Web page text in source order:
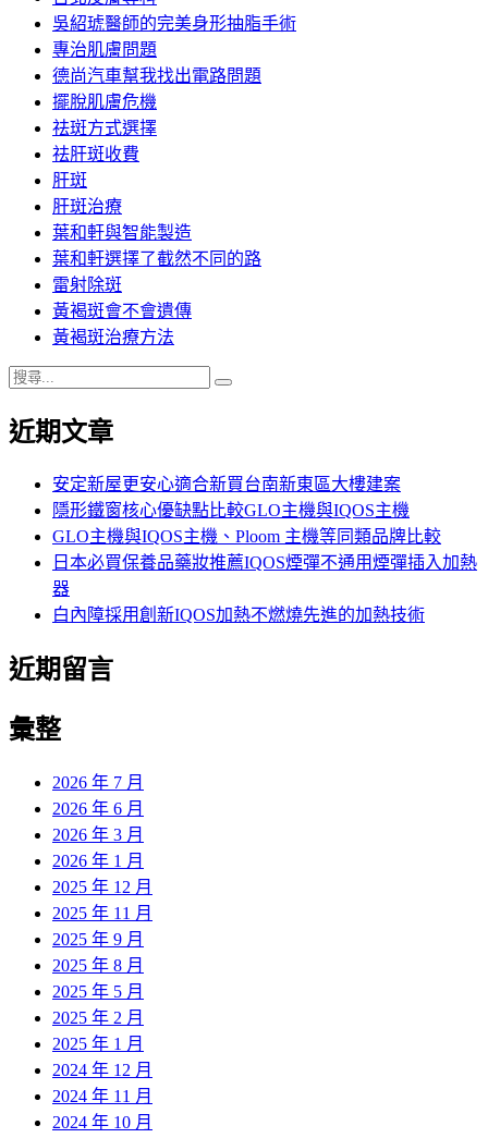
吳紹琥醫師的完美身形抽脂手術
專治肌膚問題
德尚汽車幫我找出電路問題
擺脫肌膚危機
祛斑方式選擇
祛肝斑收費
肝斑
肝斑治療
葉和軒與智能製造
葉和軒選擇了截然不同的路
雷射除斑
黃褐斑會不會遺傳
黃褐斑治療方法
搜
關
近期文章
安定新屋更安心適合新買台南新東區大樓建案
隱形鐵窗核心優缺點比較GLO主機與IQOS主機
GLO主機與IQOS主機、Ploom 主機等同類品牌比較
日本必買保養品藥妝推薦IQOS煙彈不通用煙彈插入加熱
器
白內障採用創新IQOS加熱不燃燒先進的加熱技術
近期留言
彙整
2026 年 7 月
2026 年 6 月
2026 年 3 月
2026 年 1 月
2025 年 12 月
2025 年 11 月
2025 年 9 月
2025 年 8 月
2025 年 5 月
2025 年 2 月
2025 年 1 月
2024 年 12 月
2024 年 11 月
2024 年 10 月